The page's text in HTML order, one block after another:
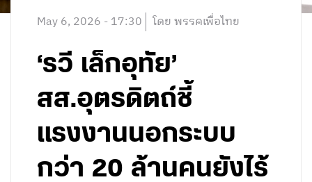
May 6, 2026 - 17:30 โดย พรรคเพื่อไทย
‘รวี เล็กอุทัย’
สส.อุตรดิตถ์ชี้
แรงงานนอกระบบ
กว่า 20 ล้านคนยังไร้